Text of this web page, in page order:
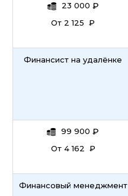
23 000 ₽
От 2 125 ₽
Финансист на удалёнке
99 900 ₽
От 4 162 ₽
Финансовый менеджмент